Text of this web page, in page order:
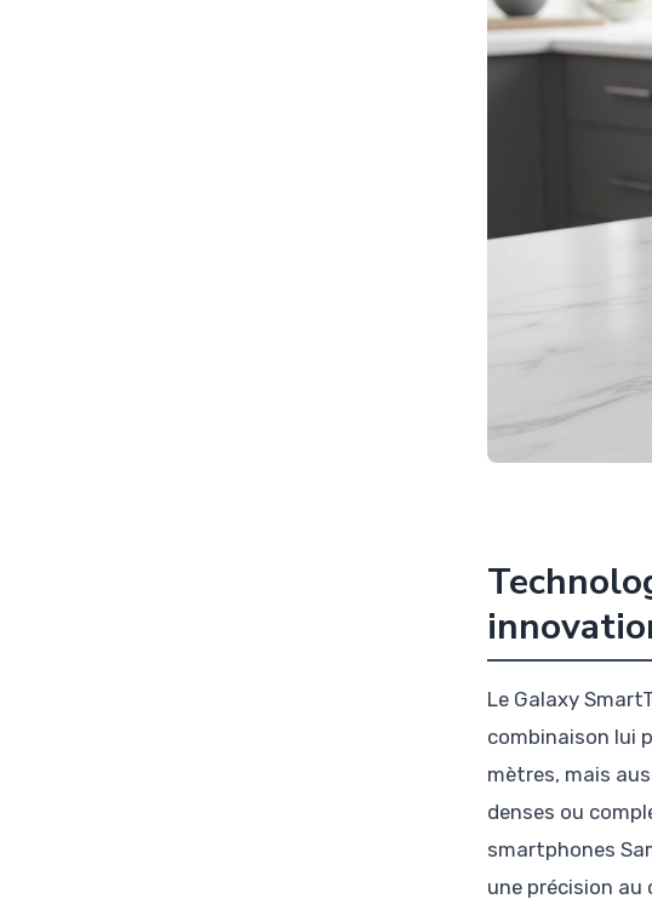
Le Galaxy
combinaison lui
mètres, mais
denses ou
smartphones
une précision